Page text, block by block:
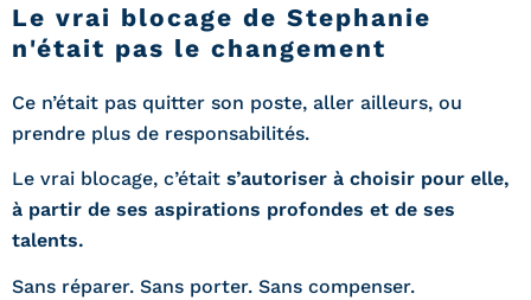
Le vrai blocage de Stephanie
n'était pas le changement
Ce n’était pas quitter son poste, aller ailleurs, ou
prendre plus de responsabilités.
Le vrai blocage, c’était s’autoriser à choisir pour elle,
à partir de ses aspirations profondes et de ses
talents.
Sans réparer. Sans porter. Sans compenser.